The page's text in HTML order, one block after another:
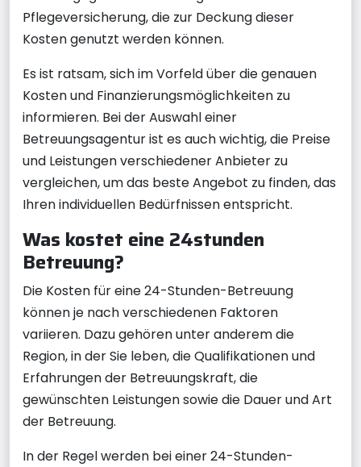
Pflegeversicherung, die zur Deckung dieser
Kosten genutzt werden können.
Es ist ratsam, sich im Vorfeld über die genauen
Kosten und Finanzierungsmöglichkeiten zu
informieren. Bei der Auswahl einer
Betreuungsagentur ist es auch wichtig, die Preise
und Leistungen verschiedener Anbieter zu
vergleichen, um das beste Angebot zu finden, das
Ihren individuellen Bedürfnissen entspricht.
Was kostet eine 24stunden
Betreuung?
Die Kosten für eine 24-Stunden-Betreuung
können je nach verschiedenen Faktoren
variieren. Dazu gehören unter anderem die
Region, in der Sie leben, die Qualifikationen und
Erfahrungen der Betreuungskraft, die
gewünschten Leistungen sowie die Dauer und Art
der Betreuung.
In der Regel werden bei einer 24-Stunden-